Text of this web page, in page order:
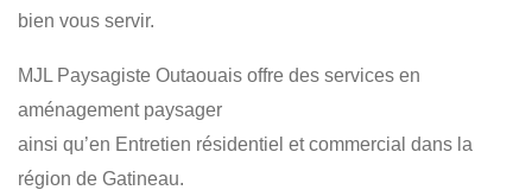
bien vous servir.
MJL Paysagiste Outaouais offre des services en
aménagement paysager
ainsi qu’en Entretien résidentiel et commercial dans la
région de Gatineau.